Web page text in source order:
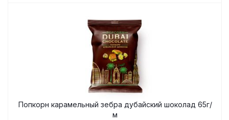
Попкорн карамельный зебра дубайский шоколад 65г/
м